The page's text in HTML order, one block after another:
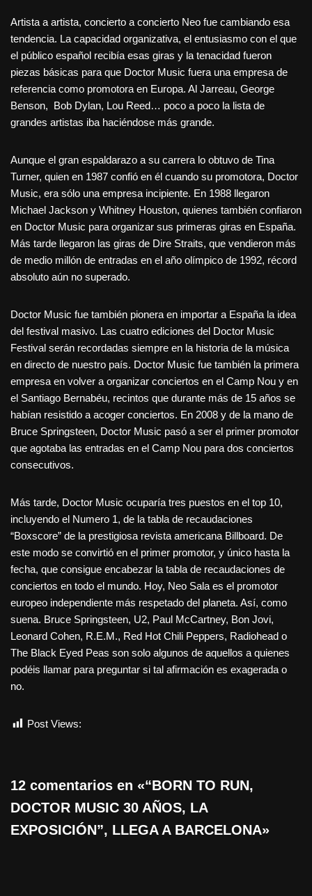
Artista a artista, concierto a concierto Neo fue cambiando esa
tendencia. La capacidad organizativa, el entusiasmo con el que
el público español recibía esas giras y la tenacidad fueron
piezas básicas para que Doctor Music fuera una empresa de
referencia como promotora en Europa. Al Jarreau, George
Benson, Bob Dylan, Lou Reed… poco a poco la lista de
grandes artistas iba haciéndose más grande.
Aunque el gran espaldarazo a su carrera lo obtuvo de Tina
Turner, quien en 1987 confió en él cuando su promotora, Doctor
Music, era sólo una empresa incipiente. En 1988 llegaron
Michael Jackson y Whitney Houston, quienes también confiaron
en Doctor Music para organizar sus primeras giras en España.
Más tarde llegaron las giras de Dire Straits, que vendieron más
de medio millón de entradas en el año olímpico de 1992, récord
absoluto aún no superado.
Doctor Music fue también pionera en importar a España la idea
del festival masivo. Las cuatro ediciones del Doctor Music
Festival serán recordadas siempre en la historia de la música
en directo de nuestro país. Doctor Music fue también la primera
empresa en volver a organizar conciertos en el Camp Nou y en
el Santiago Bernabéu, recintos que durante más de 15 años se
habían resistido a acoger conciertos. En 2008 y de la mano de
Bruce Springsteen, Doctor Music pasó a ser el primer promotor
que agotaba las entradas en el Camp Nou para dos conciertos
consecutivos.
Más tarde, Doctor Music ocuparía tres puestos en el top 10,
incluyendo el Numero 1, de la tabla de recaudaciones
“Boxscore” de la prestigiosa revista americana Billboard. De
este modo se convirtió en el primer promotor, y único hasta la
fecha, que consigue encabezar la tabla de recaudaciones de
conciertos en todo el mundo. Hoy, Neo Sala es el promotor
europeo independiente más respetado del planeta. Así, como
suena. Bruce Springsteen, U2, Paul McCartney, Bon Jovi,
Leonard Cohen, R.E.M., Red Hot Chili Peppers, Radiohead o
The Black Eyed Peas son solo algunos de aquellos a quienes
podéis llamar para preguntar si tal afirmación es exagerada o
no.
Post Views:
12 comentarios en «“BORN TO RUN,
DOCTOR MUSIC 30 AÑOS, LA
EXPOSICIÓN”, LLEGA A BARCELONA»